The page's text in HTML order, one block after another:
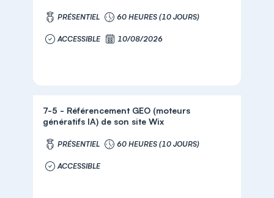
PRÉSENTIEL 60 HEURES (10 JOURS)
ACCESSIBLE 10/08/2026
7-5 - Référencement GEO (moteurs
génératifs IA) de son site Wix
PRÉSENTIEL 60 HEURES (10 JOURS)
ACCESSIBLE